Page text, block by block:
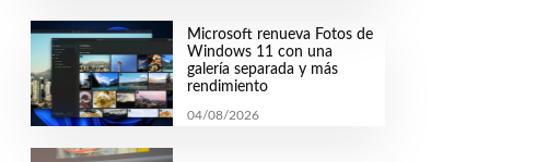
Microsoft renueva Fotos de
Windows 11 con una
galería separada y más
rendimiento
04/08/2026